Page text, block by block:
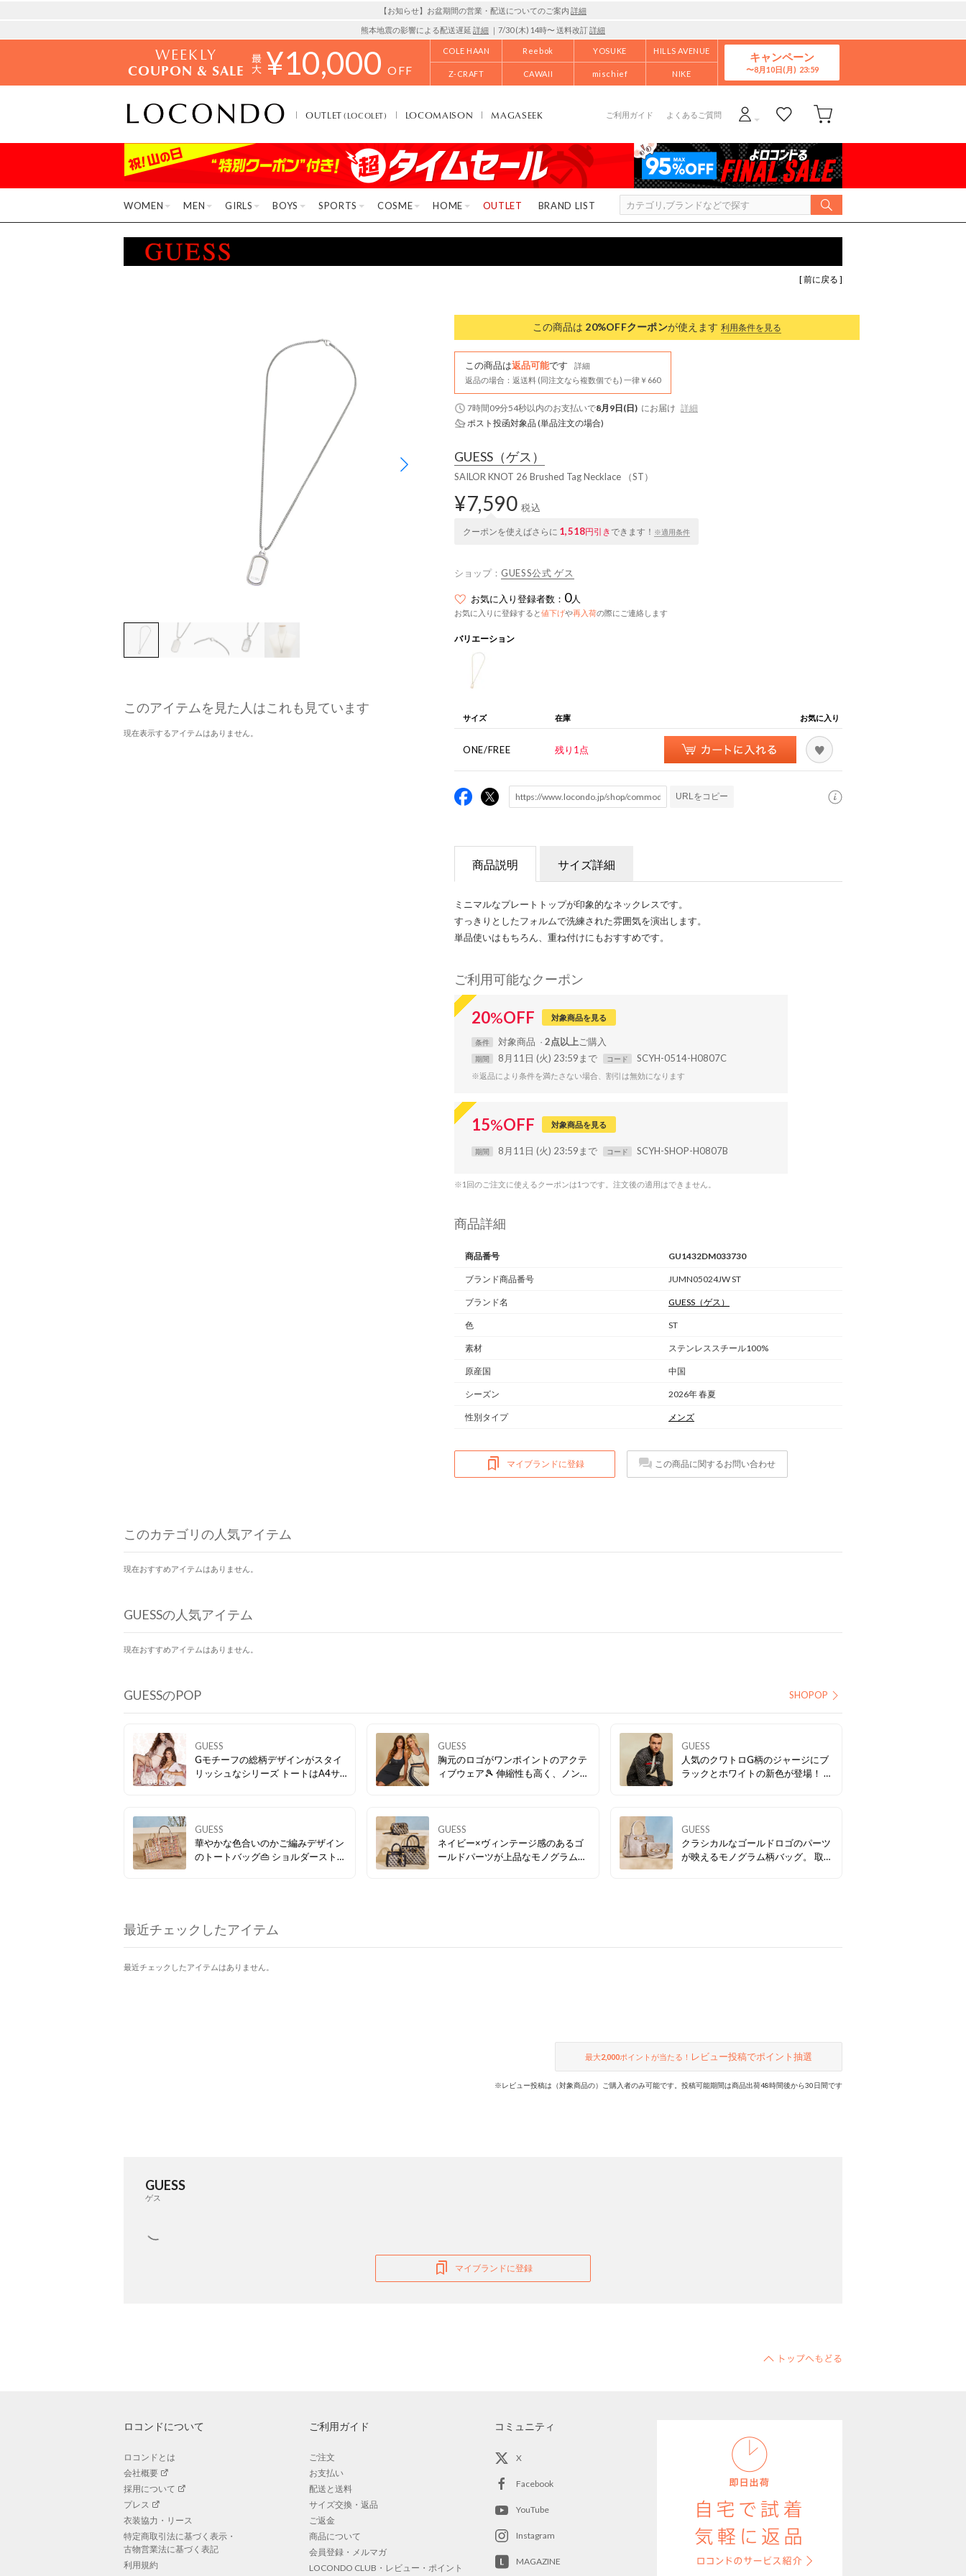
【お知らせ】お盆期間の営業・配送についてのご案内 詳細
熊本地震の影響による配送遅延 詳細 ｜7/30 (木) 14時〜 送料改訂詳細
WEEKLY
COUPON & SALE ¥10,000 OFF
COLE HAAN Reebok YOSUKE HILLS AVENUE
Z-CRAFT CAWAII mischief NIKE
キャンペーン
8月10日(月)
OUTLET(LOCOLET) LOCOMAISON MAGASEEK ご利用ガイド よくあるご質問
WOMEN MEN GIRLS BOYS SPORTS COSME HOME OUTLET BRAND LIST
[ 前に戻る ]
このアイテムを見た人はこれも見ています
現在表示するアイテムはありません。
この商品は 20%OFFクーポンが使えます 利用条件を見る
この商品は返品可能です
詳細
返品の場合：返送料 (同注文なら複数個でも) 一律￥660
7時間09分53秒以内のお支払いで8月9日(日) にお届け 詳細
ポスト投函対象品 (単品注文の場合)
GUESS （ゲス）
SAILOR KNOT 26 Brushed Tag Necklace （ST）
¥7,590 税込
クーポンを使えばさらに 1,518円引きできます！ ※適用条件
ショップ： GUESS公式 ゲス
お気に入り登録者数： 0人
お気に入りに登録すると値下げや再入荷の際にご連絡します
バリエーション
サイズ 在庫 お気に入り
ONE/FREE 残り1点
URLをコピー
商品説明 サイズ詳細
ミニマルなプレートトップが印象的なネックレスです。
すっきりとしたフォルムで洗練された雰囲気を演出します。
単品使いはもちろん、重ね付けにもおすすめです。
ご利用可能なクーポン
20%OFF 対象商品を見る
条件 対象商品 2点以上
期間 8月11日 (火) 23:59まで コード SCYH-0514-H0807C
※返品により条件を満たさない場合、割引は無効になります
15%OFF 対象商品を見る
期間 8月11日 (火) 23:59まで コード SCYH-SHOP-H0807B
※1回のご注文に使えるクーポンは1つです。注文後の適用はできません。
商品詳細
商品番号 GU1432DM033730
ブランド商品番号 JUMN05024JW ST
ブランド名 GUESS （ゲス）
色 ST
素材 ステンレススチール100%
原産国 中国
シーズン 2026年 春夏
性別タイプ メンズ
マイブランドに登録 この商品に関するお問い合わせ
このカテゴリの人気アイテム
現在おすすめアイテムはありません。
GUESSの人気アイテム
現在おすすめアイテムはありません。
GUESSのPOP SHOPOP
GUESS
Gモチーフの総柄デザインがスタイ
リッシュなシリーズ トートはA4サ
GUESS
胸元のロゴがワンポイントのアクテ
ィブウェア🎾 伸縮性も高く、ノンス
GUESS
人気のクワトロG柄のジャージにブ
ラックとホワイトの新色が登場！ ボ
GUESS
華やかな色合いのかご編みデザイン
のトートバッグ👜 ショルダーストラ
GUESS
ネイビー×ヴィンテージ感のあるゴ
ールドパーツが上品なモノグラム柄
GUESS
クラシカルなゴールドロゴのパーツ
が映えるモノグラム柄バッグ。 取り
最近チェックしたアイテム
最近チェックしたアイテムはありません。
最大2,000ポイントが当たる！ レビュー投稿でポイント抽選
※レビュー投稿は（対象商品の）ご購入者のみ可能です。投稿可能期間は商品出荷48時間後から30日間です
GUESS
ゲス
マイブランドに登録
ロコンドについて
ロコンドとは
会社概要
採用について
プレス
衣装協力・リース
特定商取引法に基づく表示・
古物営業法に基づく表記
利用規約
ご利用ガイド
ご注文
お支払い
配送と送料
サイズ交換・返品
ご返金
商品について
会員登録・メルマガ
LOCONDO CLUB・レビュー・ポイント
コミュニティ
X
Facebook
YouTube
Instagram
MAGAZINE